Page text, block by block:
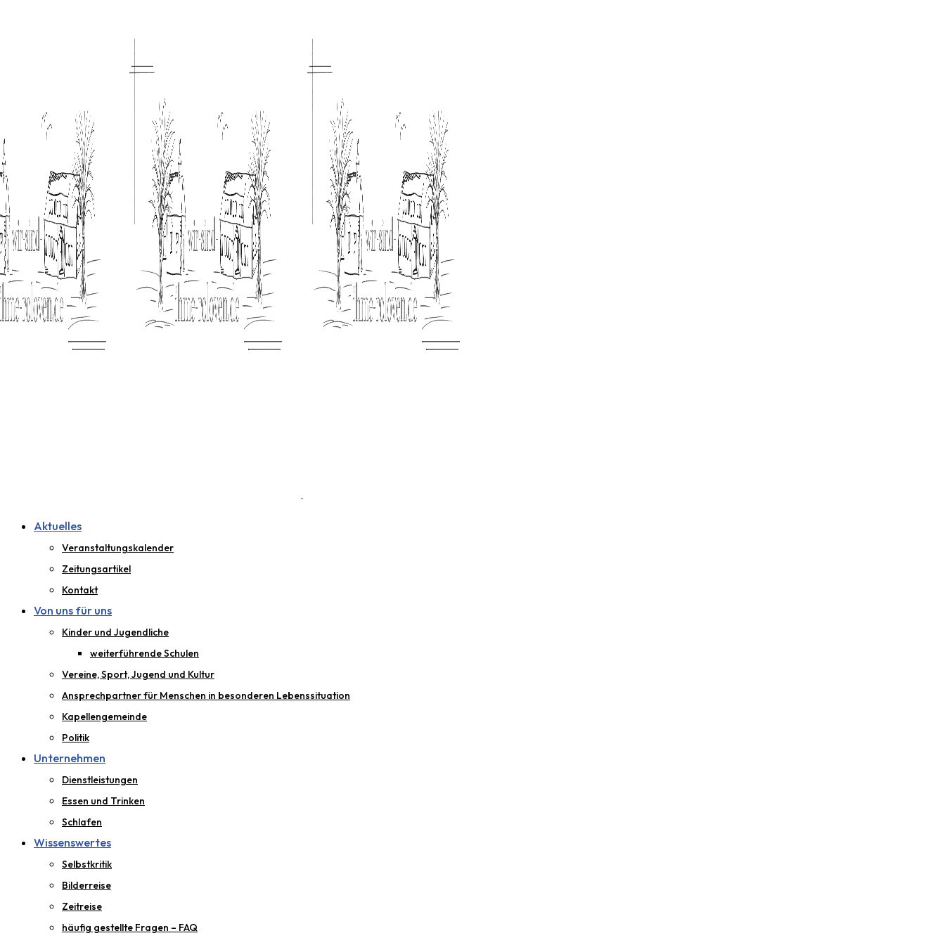
Aktuelles
Veranstaltungskalender
Zeitungsartikel
Kontakt
Von uns für uns
Kinder und Jugendliche
weiterführende Schulen
Vereine, Sport, Jugend und Kultur
Ansprechpartner für Menschen in besonderen Lebenssituation
Kapellengemeinde
Politik
Unternehmen
Dienstleistungen
Essen und Trinken
Schlafen
Wissenswertes
Selbstkritik
Bilderreise
Zeitreise
häufig gestellte Fragen – FAQ